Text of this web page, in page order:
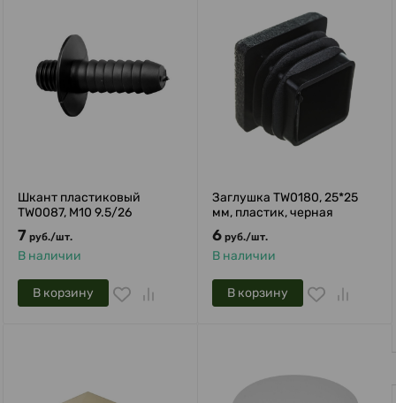
Шкант пластиковый
TW0087, М10 9.5/26
7 руб./шт.
В наличии
В корзину
Заглушка TW0180, 25*25
мм, пластик, черная
6 руб./шт.
В наличии
В корзину